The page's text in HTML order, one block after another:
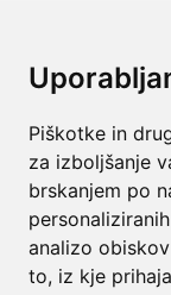
Piškotke in
za izboljšanje
brskanjem po
analizo
to, iz kje